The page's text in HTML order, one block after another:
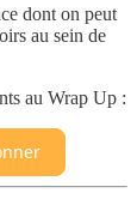
dont on peut
au sein de
au Wrap Up :